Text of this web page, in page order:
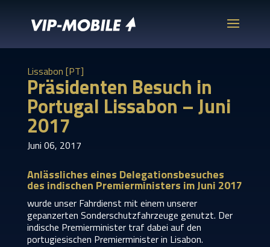
Lissabon [PT]
Präsidenten Besuch in
Portugal Lissabon – Juni
2017
Juni 06, 2017
Anlässliches eines Delegationsbesuches
des indischen Premierministers im Juni 2017
wurde unser Fahrdienst mit einem unserer
gepanzerten Sonderschutzfahrzeuge genutzt. Der
indische Premierminister traf dabei auf den
portugiesischen Premierminister in Lisabon.